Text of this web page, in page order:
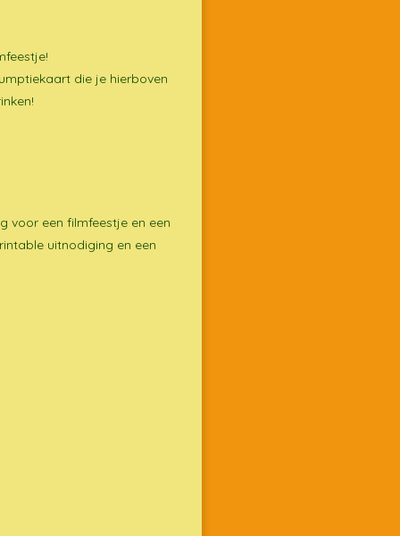
die je hierboven
voor een filmfeestje en een
uitnodiging en een